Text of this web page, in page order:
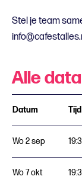
Stel je team
Alle data
Datum Tijd
Wo 2 sep
Wo 7 okt